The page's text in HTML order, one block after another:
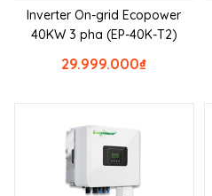
Inverter On-grid Ecopower
40KW 3 pha (EP-40K-T2)
₫
29.999.000